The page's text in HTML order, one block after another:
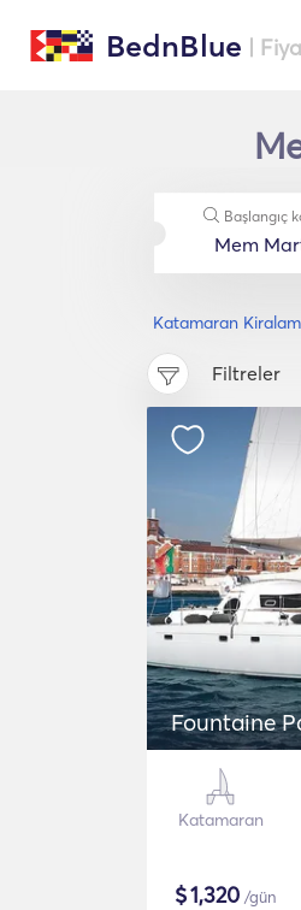
BednBlue |
Katamaran
Başlangıç
Filtreler
Fountaine
Katamaran
$1,320 /gün